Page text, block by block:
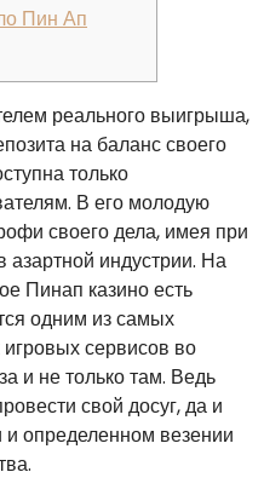
Пин Ап
реального выигрыша,
на баланс своего
только
В его молодую
своего дела, имея при
индустрии. На
Пинап казино есть
одним из самых
сервисов во
и не только там. Ведь
свой досуг, да и
определенном везении